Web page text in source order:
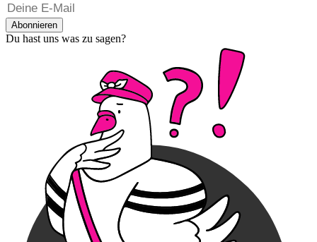
Abonnieren
Du hast uns was zu sagen?